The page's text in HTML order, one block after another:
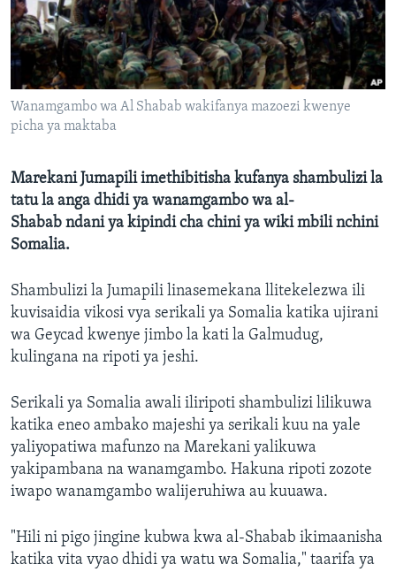
Wanamgambo wa Al Shabab wakifanya mazoezi kwenye
picha ya maktaba
Marekani Jumapili imethibitisha kufanya shambulizi la
tatu la anga dhidi ya wanamgambo wa al-
Shabab ndani ya kipindi cha chini ya wiki mbili nchini
Somalia.
Shambulizi la Jumapili linasemekana llitekelezwa ili
kuvisaidia vikosi vya serikali ya Somalia katika ujirani
wa Geycad kwenye jimbo la kati la Galmudug,
kulingana na ripoti ya jeshi.
Serikali ya Somalia awali iliripoti shambulizi lilikuwa
katika eneo ambako majeshi ya serikali kuu na yale
yaliyopatiwa mafunzo na Marekani yalikuwa
yakipambana na wanamgambo. Hakuna ripoti zozote
iwapo wanamgambo walijeruhiwa au kuuawa.
"Hili ni pigo jingine kubwa kwa al-Shabab ikimaanisha
katika vita vyao dhidi ya watu wa Somalia," taarifa ya